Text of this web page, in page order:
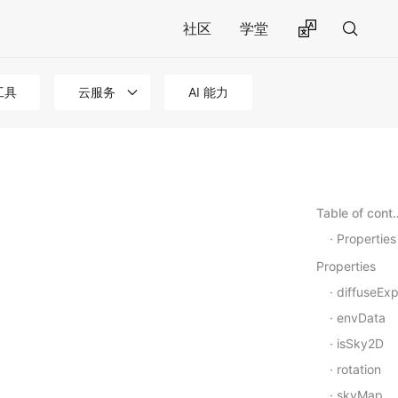
社区 学堂
具 云服务 AI 能力
Properties
Properties
diffuseExp
envData
isSky2D
rotation
skyMap